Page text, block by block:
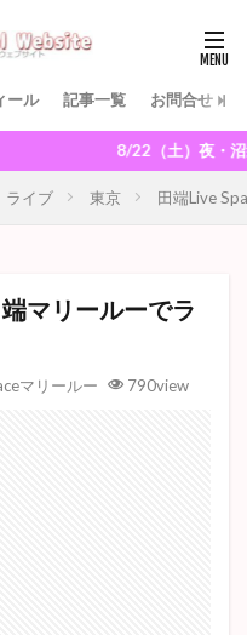
ール 記事一覧 お問合せ
8/22（土）夜・沼袋セクシ
ライブ 東京 田端Live
マリールーでラ
マリールー 790view